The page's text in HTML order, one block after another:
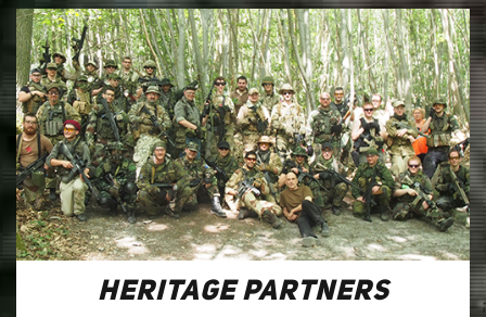
Heritage Partners